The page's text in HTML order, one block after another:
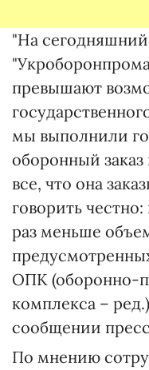
"На
превышают
мы выполнили
оборонный заказ
все, что она
говорить
раз меньше
ОПК (оборонно-
комплекса –
сообщении
По мнению